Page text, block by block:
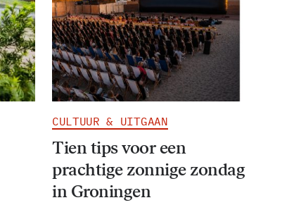
CULTUUR & UITGAAN
Tien tips voor een
prachtige zonnige zondag
in Groningen